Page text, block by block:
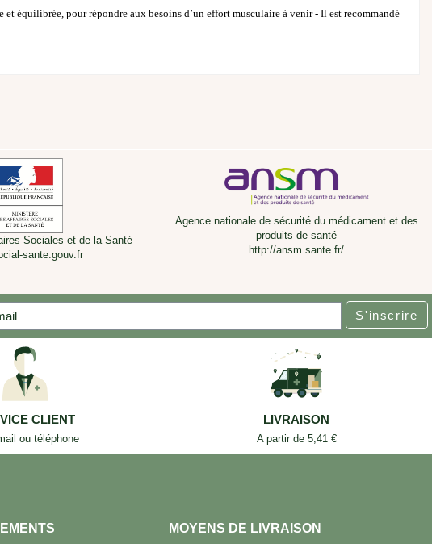
équilibrée, pour répondre aux besoins d’un effort musculaire à venir - Il est recommandé
Sociales et de la Santé
sante.gouv.fr
Agence nationale de sécurité du médicament et des
produits de santé
http://ansm.sante.fr/
S'inscrire
CLIENT
ou téléphone
LIVRAISON
A partir de 5,41 €
MOYENS DE LIVRAISON